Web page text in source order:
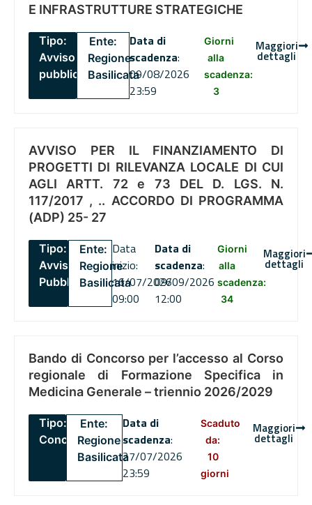
E INFRASTRUTTURE STRATEGICHE
Tipo:
Avviso
pubblico
Ente:
Regione
Basilicata
Data di
scadenza:
09/08/2026
23:59
Giorni
alla
scadenza:
3
Maggiori
dettagli
AVVISO PER IL FINANZIAMENTO DI
PROGETTI DI RILEVANZA LOCALE DI CUI
AGLI ARTT. 72 e 73 DEL D. LGS. N.
117/2017 , .. ACCORDO DI PROGRAMMA
(ADP) 25- 27
Tipo:
Avviso
Pubblico
Ente:
Regione
Basilicata
Data
inizio:
16/07/2026
09:00
Data di
scadenza:
09/09/2026
12:00
Giorni
alla
scadenza:
34
Maggiori
dettagli
Bando di Concorso per l’accesso al Corso
regionale di Formazione Specifica in
Medicina Generale – triennio 2026/2029
Tipo:
Concorsi
Ente:
Regione
Basilicata
Data di
scadenza:
27/07/2026
23:59
Scaduto
da:
10
giorni
Maggiori
dettagli